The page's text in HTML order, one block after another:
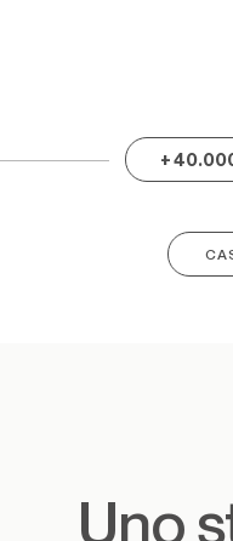
+
Uno strumento